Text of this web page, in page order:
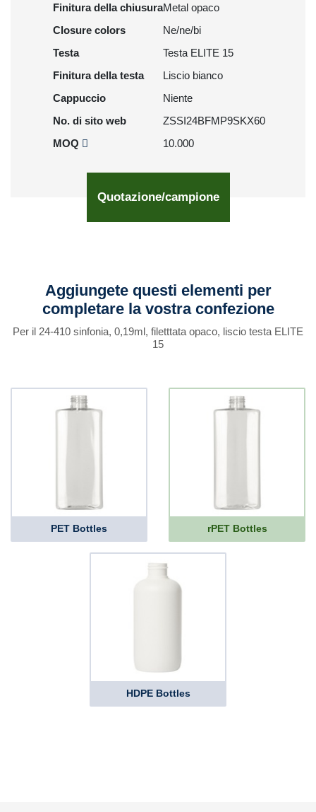
Finitura della chiusuraMetal opaco
Closure colors
Ne/ne/bi
Testa
Testa ELITE 15
Finitura della testa
Liscio bianco
Cappuccio
Niente
No. di sito web
ZSSI24BFMP9SKX60
MOQ
10.000
Quotazione/campione
Aggiungete questi elementi per
completare la vostra confezione
Per il 24-410 sinfonia, 0,19ml, filetttata opaco, liscio testa ELITE
15
PET Bottles rPET Bottles
HDPE Bottles